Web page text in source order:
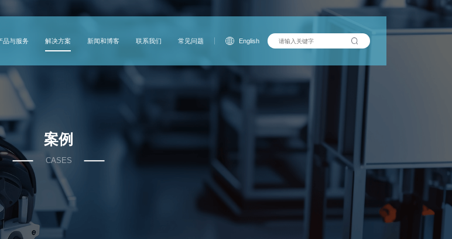
品与服务 解决方案 新闻和博客 联系我们 常见问题 English
案例
CASES